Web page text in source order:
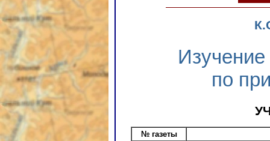
по
№ газеты